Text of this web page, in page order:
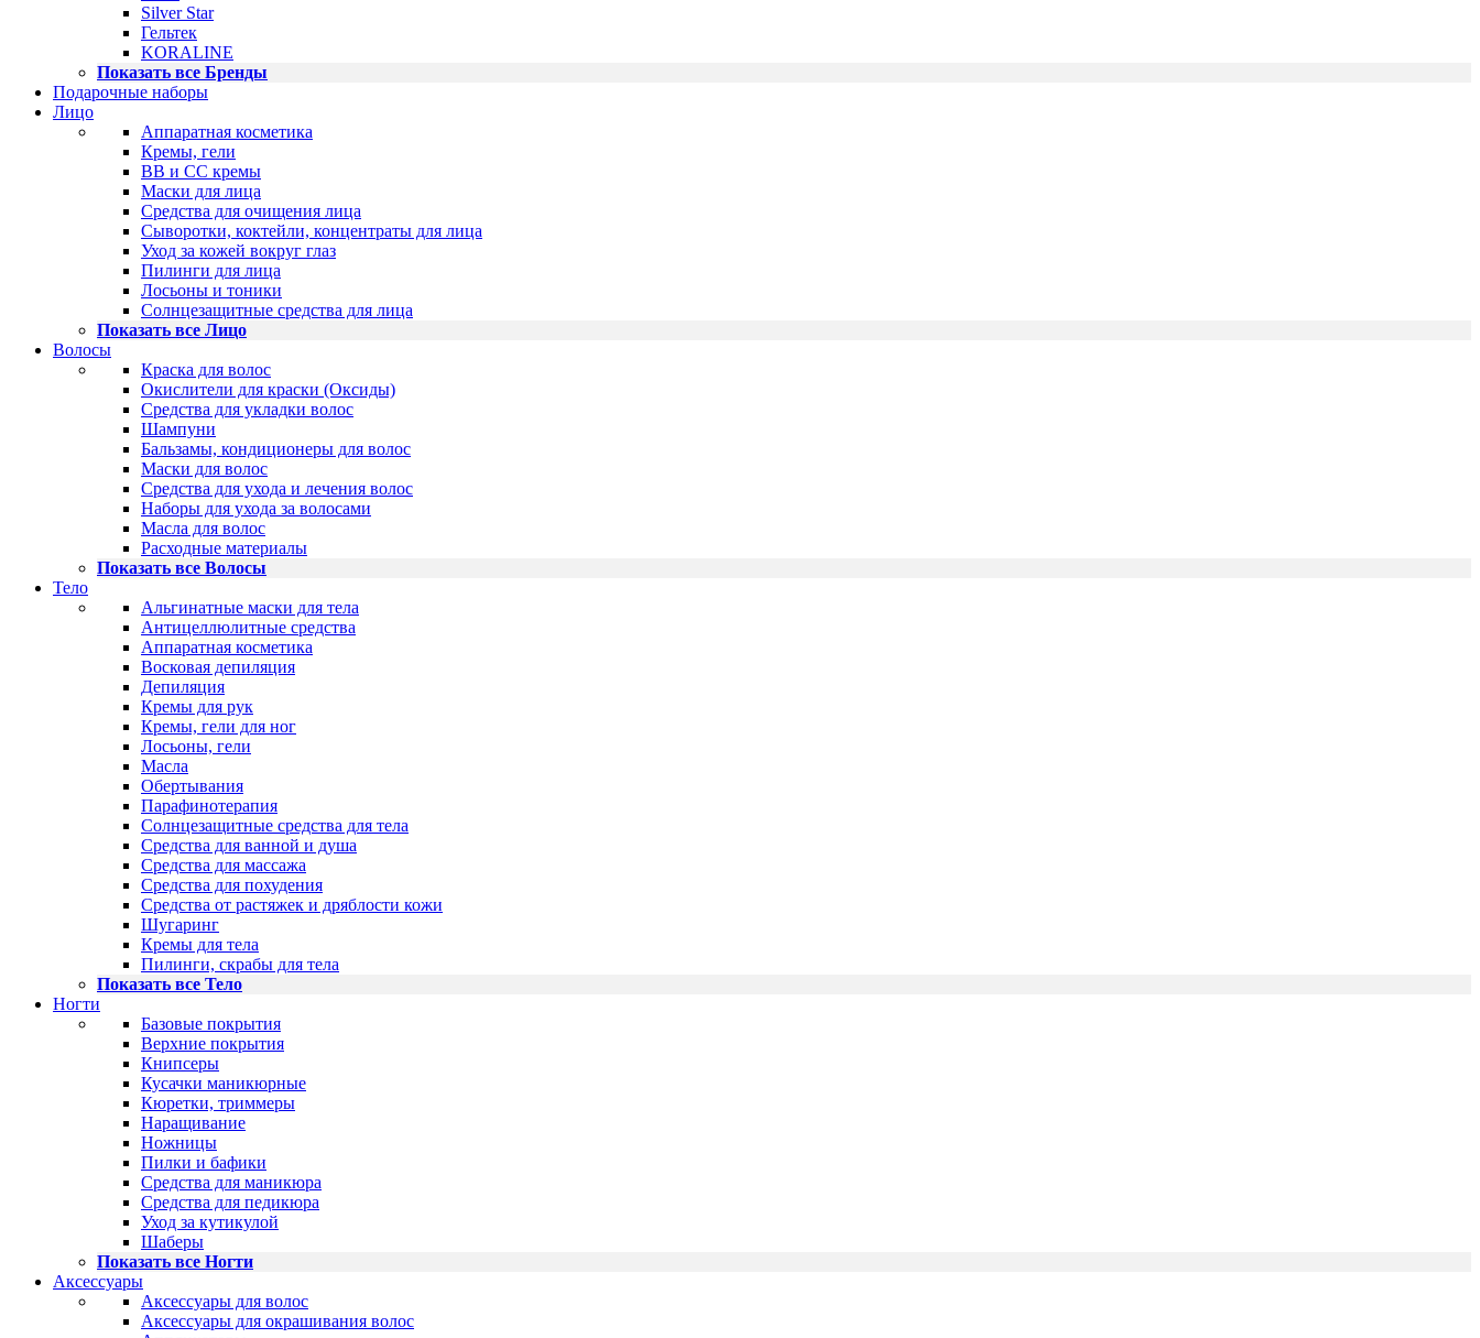
Silver Star
Гельтек
KORALINE
Показать все Бренды
Подарочные наборы
Лицо
Аппаратная косметика
Кремы, гели
BB и CC кремы
Маски для лица
Средства для очищения лица
Сыворотки, коктейли, концентраты для лица
Уход за кожей вокруг глаз
Пилинги для лица
Лосьоны и тоники
Солнцезащитные средства для лица
Показать все Лицо
Волосы
Краска для волос
Окислители для краски (Оксиды)
Средства для укладки волос
Шампуни
Бальзамы, кондиционеры для волос
Маски для волос
Средства для ухода и лечения волос
Наборы для ухода за волосами
Масла для волос
Расходные материалы
Показать все Волосы
Тело
Альгинатные маски для тела
Антицеллюлитные средства
Аппаратная косметика
Восковая депиляция
Депиляция
Кремы для рук
Кремы, гели для ног
Лосьоны, гели
Масла
Обертывания
Парафинотерапия
Солнцезащитные средства для тела
Средства для ванной и душа
Средства для массажа
Средства для похудения
Средства от растяжек и дряблости кожи
Шугаринг
Кремы для тела
Пилинги, скрабы для тела
Показать все Тело
Ногти
Базовые покрытия
Верхние покрытия
Книпсеры
Кусачки маникюрные
Кюретки, триммеры
Наращивание
Ножницы
Пилки и бафики
Средства для маникюра
Средства для педикюра
Уход за кутикулой
Шаберы
Показать все Ногти
Аксессуары
Аксессуары для волос
Аксессуары для окрашивания волос